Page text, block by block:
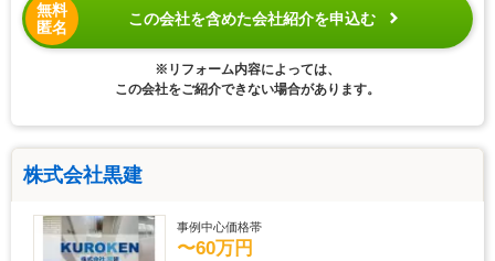
無料
匿名
この会社を含めた会社紹介を申込む
※リフォーム内容によっては、
この会社をご紹介できない場合があります。
株式会社黒建
事例中心価格帯
〜60万円